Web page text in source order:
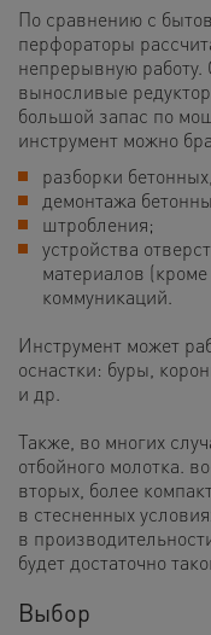
По сравнению с
перфораторы
непрерывную
выносливые
большой запас по
инструмент можно
разборки
демонтажа
штробления;
устройства
материалов
коммуникаций.
Инструмент может
оснастки: буры,
и др.
Также, во многих
отбойного молотка.
вторых, более
в стесненных
в
будет достаточно
Выбор